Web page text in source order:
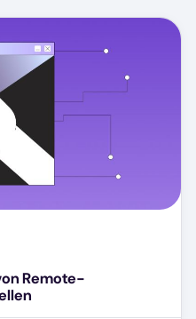
Remote-